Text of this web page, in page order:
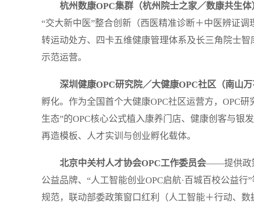
杭州数康OPC集群（杭州院士之家／数康共生体
“交大新中医”整合创新（西医精准诊断＋中医辨证
转运动处方、四卡五维健康管理体系及长三角院士
示范运营。
深圳健康OPC研究院／大健康OPC社区（南山万
孵化。作为全国首个大健康OPC社区运营方，OPC
生态”的OPC核心公式植入康养门店、健康创客与银
再造模板、人才实训与创业孵化载体。
北京中关村人才协会OPC工作委员会——提供政
公益品牌、“人工智能创业OPC启航·百城百校公益
规范，联动部委政策窗口红利（人工智能＋行动、